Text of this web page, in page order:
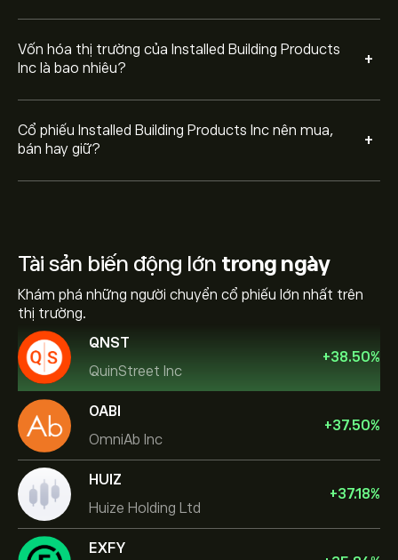
Vốn hóa thị trường của Installed Building Products
Inc là bao nhiêu?
+
Cổ phiếu Installed Building Products Inc nên mua,
bán hay giữ?
+
Tài sản biến động lớn trong ngày
Khám phá những người chuyển cổ phiếu lớn nhất trên
thị trường.
QNST
QuinStreet Inc
+38.50%
OABI
OmniAb Inc
+37.50%
HUIZ
Huize Holding Ltd
+37.18%
EXFY